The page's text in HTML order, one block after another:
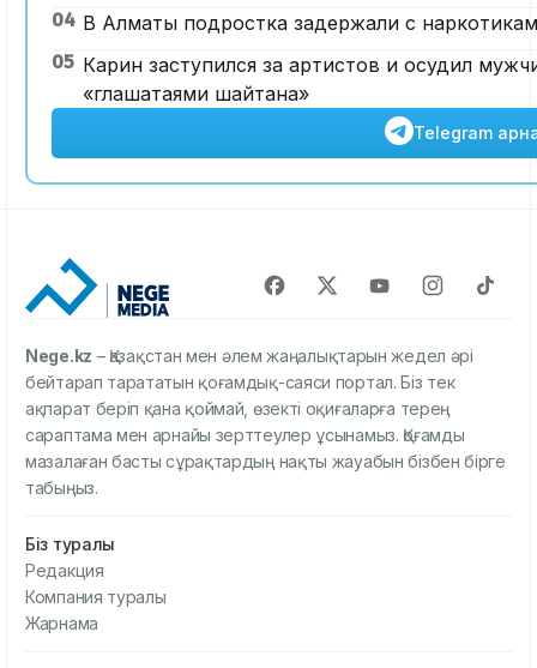
04 В Алматы подростка задержали с
05 Карин заступился за артистов и осудил
«глашатаями шайтана»
Telegram
Nege.kz – Қазақстан мен әлем жаңалықтарын жедел әрі
бейтарап тарататын қоғамдық-саяси портал. Біз тек
ақпарат беріп қана қоймай, өзекті оқиғаларға терең
сараптама мен арнайы зерттеулер ұсынамыз. Қоғамды
мазалаған басты сұрақтардың нақты жауабын бізбен бірге
табыңыз.
Біз туралы
Редакция
Компания туралы
Жарнама